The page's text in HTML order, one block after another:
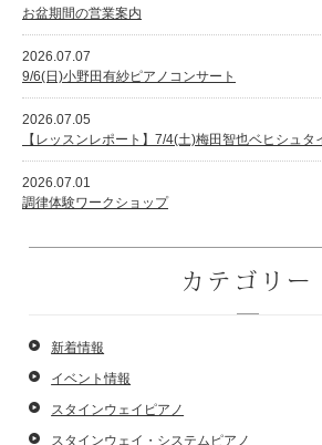
お盆期間の営業案内
2026.07.07
9/6(日)小野田有紗ピアノコンサート
2026.07.05
【レッスンレポート】7/4(土)梅田智也ベヒシュタ
2026.07.01
調律体験ワークショップ
カテゴリー
新着情報
イベント情報
スタインウェイピアノ
スタインウェイ・システムピアノ